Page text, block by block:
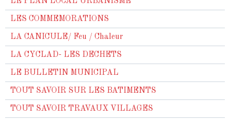
LES COMMEMORATIONS
LA CANICULE/ Feu / Chaleur
LA CYCLAD- LES DECHETS
LE BULLETIN MUNICIPAL
TOUT SAVOIR SUR LES BATIMENTS
TOUT SAVOIR TRAVAUX VILLAGES